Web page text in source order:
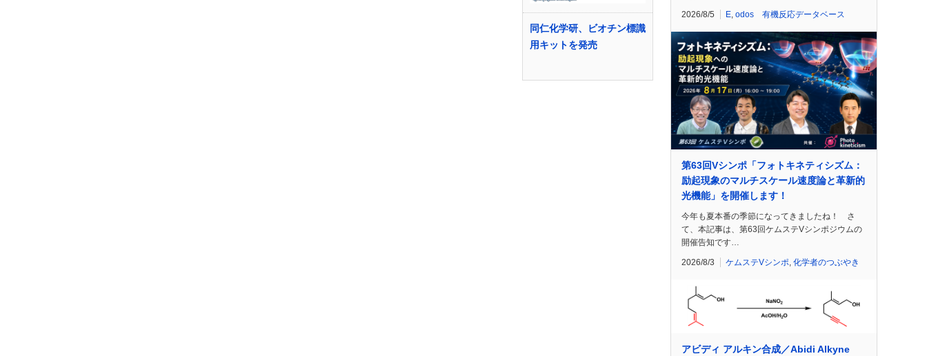
同仁化学研、ビオチン標識
用キットを発売
2026/8/5 E odos 有機反応データベース
第63回Vシンポ「フォトキネティシズム：
励起現象のマルチスケール速度論と革新的
光機能」を開催します！
今年も夏本番の季節になってきましたね！ さ
て、本記事は、第63回ケムステVシンポジウムの
開催告知です…
2026/8/3 ケムステVシンポ, 化学者のつぶやき
アビディ アルキン合成／Abidi Alkyne